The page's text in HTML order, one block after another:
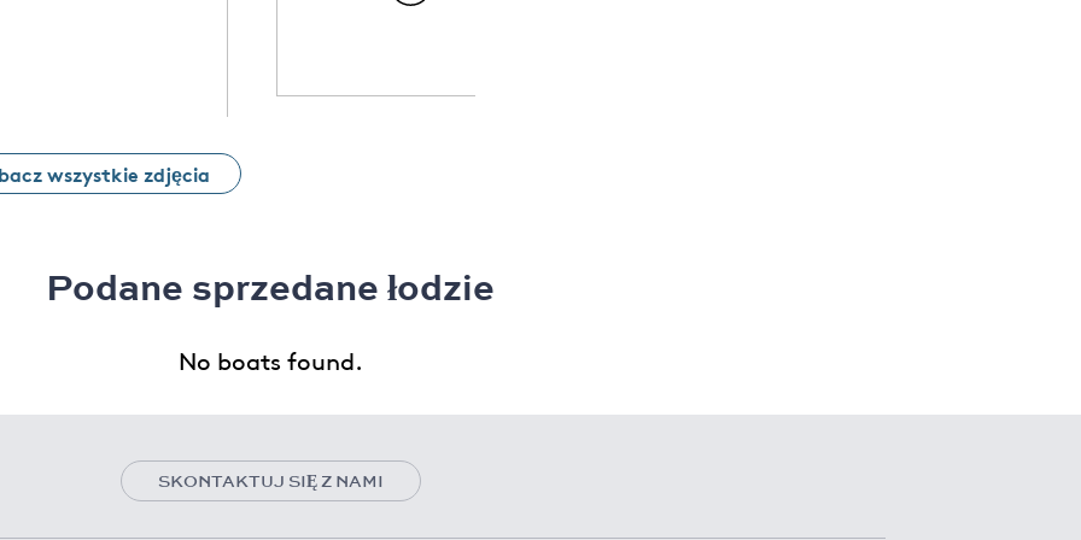
wszystkie zdjęcia
Podane sprzedane łodzie
No boats found.
SKONTAKTUJ SIĘ Z NAMI